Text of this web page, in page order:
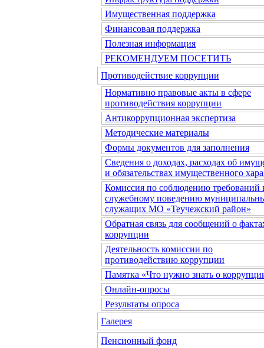
Имущественная поддержка
Финансовая поддержка
Полезная информация
РЕКОМЕНДУЕМ ПОСЕТИТЬ
Противодействие коррупции
Нормативно правовые акты в сфере
противодействия коррупции
Антикоррупционная экспертиза
Методические материалы
Формы документов для заполнения
Сведения о доходах, расходах об
и обязательствах имущественного
Комиссия по соблюдению требований
служебному поведению
служащих МО «Теучежский район»
Обратная связь для сообщений о
коррупции
Деятельность комиссии по
противодействию коррупции
Памятка «Что нужно знать о
Онлайн-опросы
Результаты опроса
Галерея
Пенсионный фонд